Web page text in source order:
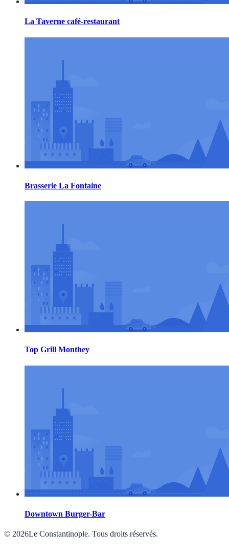
La Taverne café-restaurant
Brasserie La Fontaine
Top Grill Monthey
Downtown Burger-Bar
© 2026Le Constantinople. Tous droits réservés.